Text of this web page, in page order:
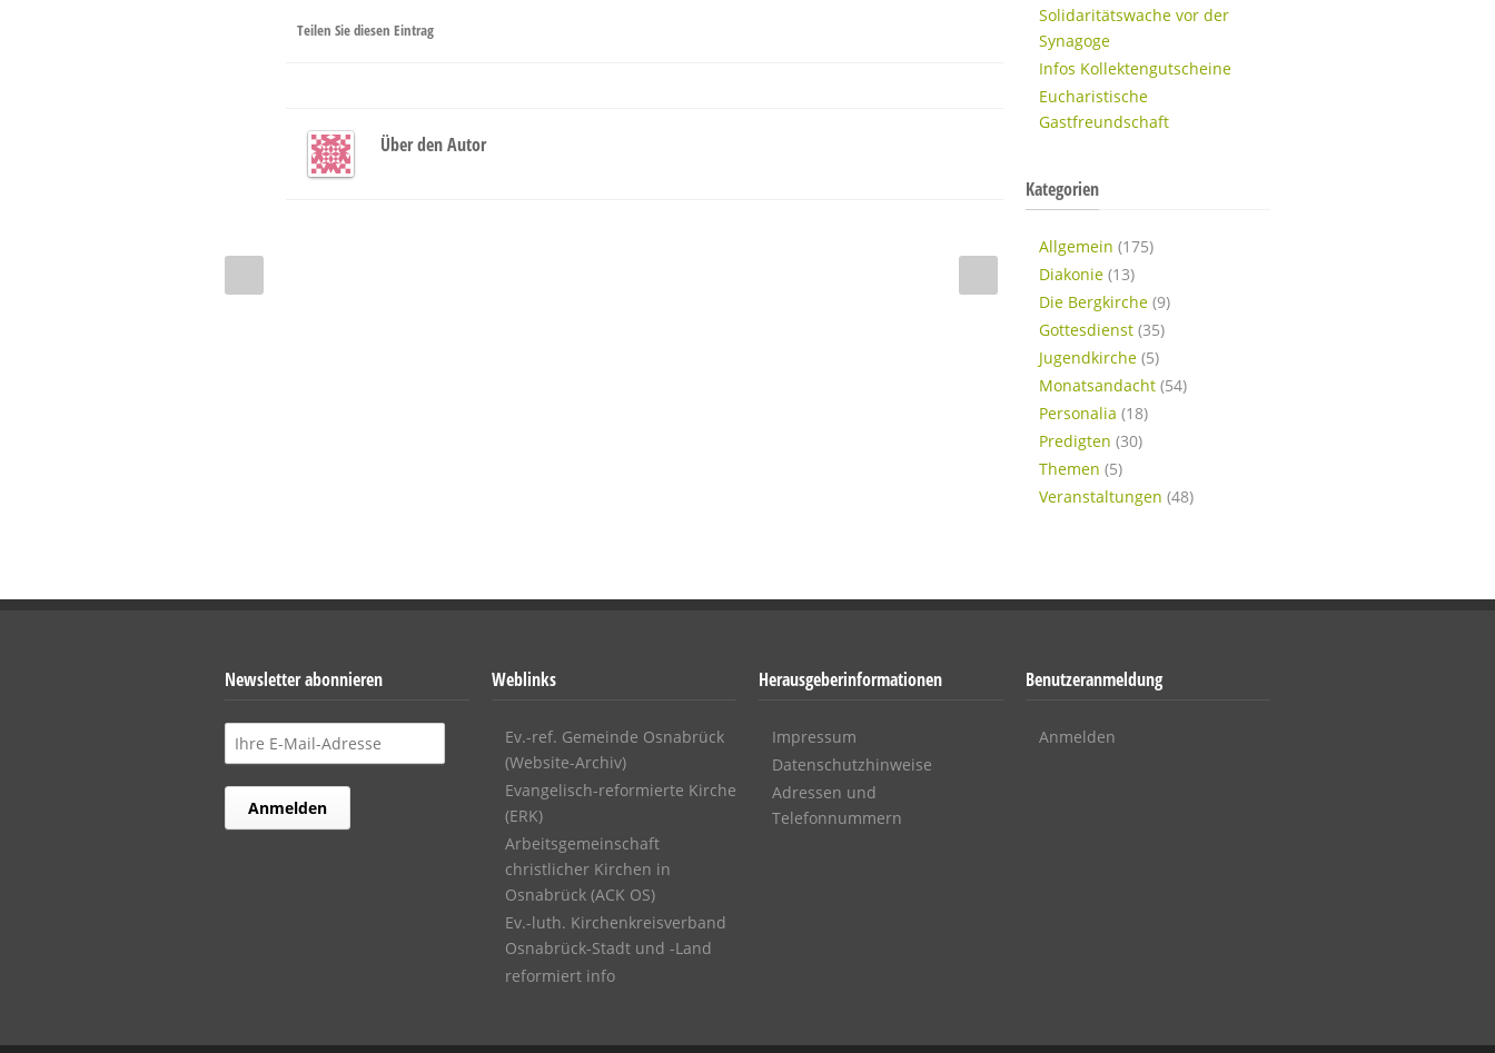
Teilen Sie diesen Eintrag
Über den Autor
Solidaritätswache vor der
Synagoge
Infos Kollektengutscheine
Eucharistische
Gastfreundschaft
Kategorien
Allgemein (175)
Diakonie (13)
Die Bergkirche (9)
Gottesdienst (35)
Jugendkirche (5)
Monatsandacht (54)
Personalia (18)
Predigten (30)
Themen (5)
Veranstaltungen (48)
Newsletter abonnieren Weblinks
Ev.-ref. Gemeinde Osnabrück
(Website-Archiv)
Evangelisch-reformierte Kirche
(ERK)
Arbeitsgemeinschaft
christlicher Kirchen in
Osnabrück (ACK OS)
Ev.-luth. Kirchenkreisverband
Osnabrück-Stadt und -Land
reformiert info
Herausgeberinformationen
Impressum
Datenschutzhinweise
Adressen und
Telefonnummern
Benutzeranmeldung
Anmelden